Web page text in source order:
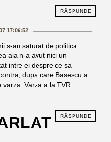
RĂSPUNDE
17:06:52
s-au saturat de politica.
aia n-a avut nici un
intre ei despre ce sa
dupa care Basescu a
Varza a la TVR…
RĂSPUNDE